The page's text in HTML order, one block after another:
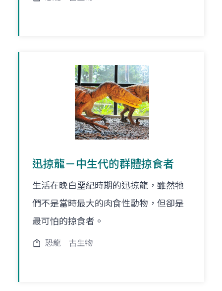
迅掠龍－中生代的群體掠食者
生活在晚白堊紀時期的迅掠龍，雖然牠
們不是當時最大的肉食性動物，但卻是
最可怕的掠食者。
恐龍 古生物